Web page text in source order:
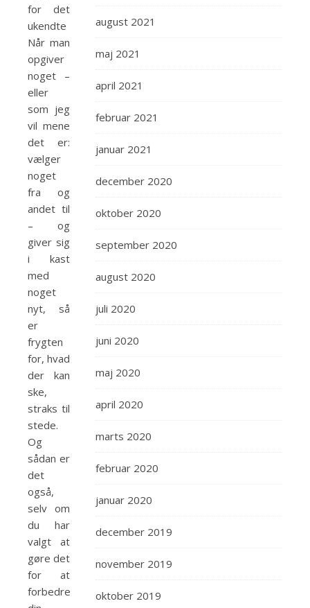
for det
ukendte
Når man
opgiver
noget –
eller
som jeg
vil mene
det er:
vælger
noget
fra og
andet til
– og
giver sig
i kast
med
noget
nyt, så
er
frygten
for, hvad
der kan
ske,
straks til
stede.
Og
sådan er
det
også,
selv om
du har
valgt at
gøre det
for at
forbedre
august 2021
maj 2021
april 2021
februar 2021
januar 2021
december 2020
oktober 2020
september 2020
august 2020
juli 2020
juni 2020
maj 2020
april 2020
marts 2020
februar 2020
januar 2020
december 2019
november 2019
oktober 2019